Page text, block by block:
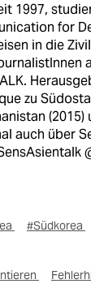
1997,
for
in die
zu
(2015)
auch über
#Südkorea